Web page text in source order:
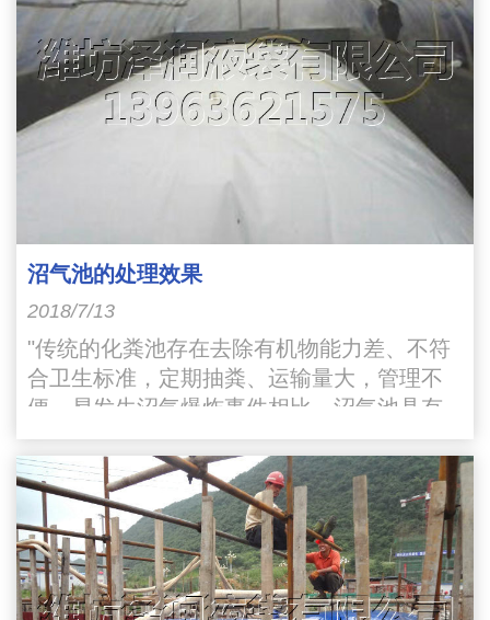
沼气池的处理效果
2018/7/13
"传统的化粪池存在去除有机物能力差、不符
合卫生标准，定期抽粪、运输量大，管理不
便、易发生沼气爆炸事件相比，沼气池具有
以下有优越性：一是有机物去除率高，COD
去除率达78%以上"